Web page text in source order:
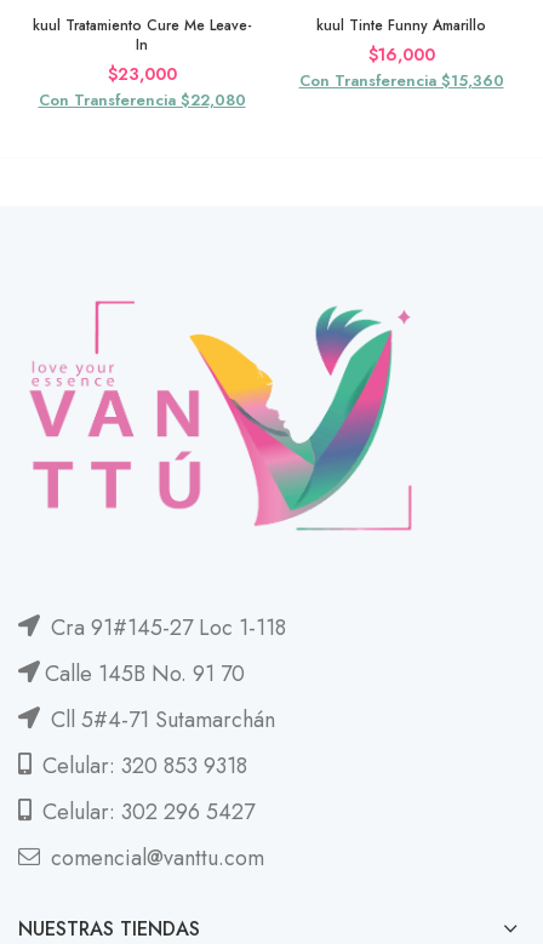
kuul Tratamiento Cure Me Leave-
In
$23,000
Con Transferencia $22,080
kuul Tinte Funny Amarillo
$16,000
Con Transferencia $15,360
Cra 91#145-27 Loc 1-118
Calle 145B No. 91 70
Cll 5#4-71 Sutamarchán
Celular: 320 853 9318
Celular: 302 296 5427
comencial@vanttu.com
NUESTRAS TIENDAS